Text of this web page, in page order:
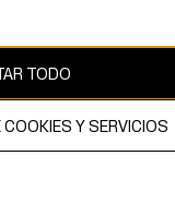
por copyright y es
TODO
COOKIES Y SERVICIOS